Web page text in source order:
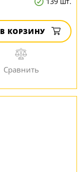
В КОРЗИНУ